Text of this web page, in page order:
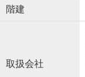
階建
取扱会社